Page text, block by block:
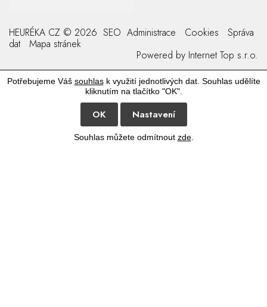
HEURÉKA CZ © 2026 SEO Administrace Cookies
Správa
dat
Mapa stránek
Powered by Internet Top s.r.o.
Potřebujeme Váš souhlask využití jednotlivých dat. Souhlas udělíte
kliknutím na tlačítko "OK".
OK Nastavení
Souhlas můžete odmítnout zde.